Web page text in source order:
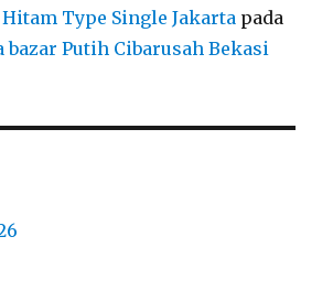
Hitam Type Single Jakarta pada
bazar Putih Cibarusah Bekasi